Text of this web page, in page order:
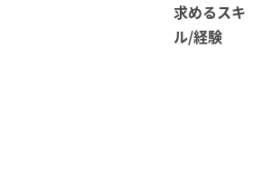
求めるスキ
ル/経験